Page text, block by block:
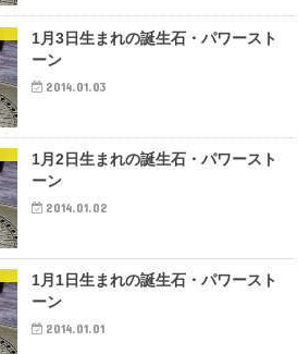
1月3日生まれの誕生石・パワースト
ーン
2014.01.03
1月2日生まれの誕生石・パワースト
ーン
2014.01.02
1月1日生まれの誕生石・パワースト
ーン
2014.01.01